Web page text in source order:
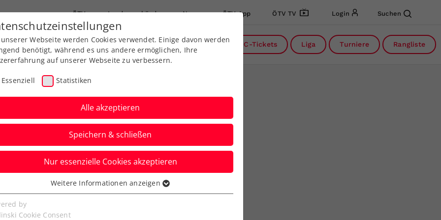
ÖTV Landesverbände News ÖTV App ÖTV TV Login Suchen
Ausbildungen Services Über uns DC-Tickets Liga Turniere Rangliste
Rodionov schafft
Webseite werden Cookies verwendet. Einige davon werden
benötigt, während es uns andere ermöglichen, Ihre
auf unserer Webseite zu verbessern.
Essenziell Statistiken
Alle akzeptieren
Speichern & schließen
Nur essenzielle Cookies akzeptieren
Cookies werden für grundlegende Funktionen der
benötigt. Dadurch ist gewährleistet, dass die Webseite
Weitere Informationen anzeigen
by
Cookie Consent